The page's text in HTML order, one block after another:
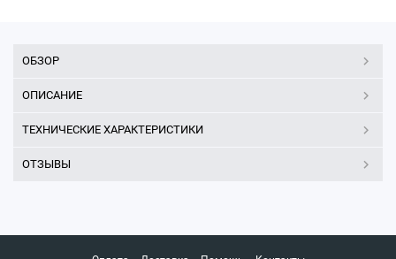
ОБЗОР
ОПИСАНИЕ
ТЕХНИЧЕСКИЕ ХАРАКТЕРИСТИКИ
ОТЗЫВЫ